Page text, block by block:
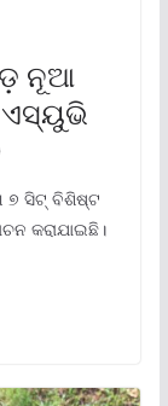
ନୂଆ
୭ ସିଟ୍ ବିଶିଷ୍ଟ
କରାଯାଇଛି।